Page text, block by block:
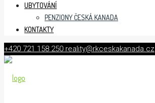
UBYTOVÁNÍ
PENZIONY ČESKÁ KANADA
KONTAKTY
+420 721 158 250 reality@rkceskakanada.cz